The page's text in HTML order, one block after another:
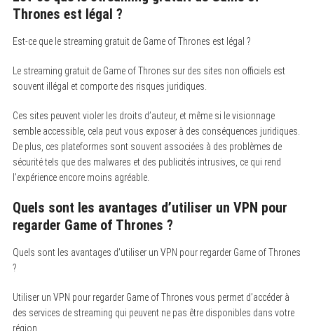
Thrones est légal ?
Est-ce que le streaming gratuit de Game of Thrones est légal ?
Le streaming gratuit de Game of Thrones sur des sites non officiels est
souvent illégal et comporte des risques juridiques.
Ces sites peuvent violer les droits d’auteur, et même si le visionnage
semble accessible, cela peut vous exposer à des conséquences juridiques.
De plus, ces plateformes sont souvent associées à des problèmes de
sécurité tels que des malwares et des publicités intrusives, ce qui rend
l’expérience encore moins agréable.
Quels sont les avantages d’utiliser un VPN pour
regarder Game of Thrones ?
Quels sont les avantages d’utiliser un VPN pour regarder Game of Thrones
?
Utiliser un VPN pour regarder Game of Thrones vous permet d’accéder à
des services de streaming qui peuvent ne pas être disponibles dans votre
région.